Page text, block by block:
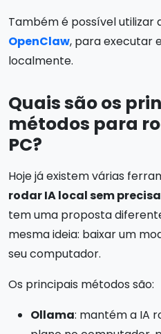
Também é possível utilizar
OpenClaw, para executar
localmente.
Quais são os
métodos para
PC?
Hoje já existem várias
rodar IA local sem
tem uma proposta
mesma ideia: baixar um
seu computador.
Os principais métodos são:
Ollama: mantém a IA